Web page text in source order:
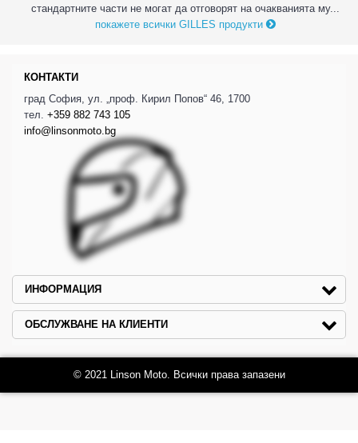
стандартните части не могат да отговорят на очакванията му...
покажете всички GILLES продукти
КОНТАКТИ
град София, ул. „проф. Кирил Попов“ 46, 1700
тел. +359 882 743 105
info@linsonmoto.bg
ИНФОРМАЦИЯ
ОБСЛУЖВАНЕ НА КЛИЕНТИ
© 2021 Linson Moto. Всички права запазени